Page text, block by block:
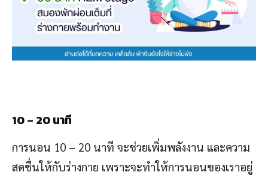
10 – 20 นาที
การนอน 10 – 20 นาที จะช่วยเพิ่มพลังงาน และความ
สดชื่นให้กับร่างกาย เพราะจะทำให้การนอนของเราอยู่